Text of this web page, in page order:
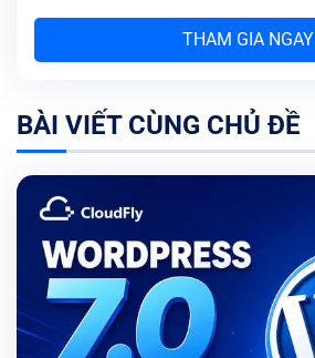
THAM GIA NGAY
BÀI VIẾT CÙNG CHỦ ĐỀ